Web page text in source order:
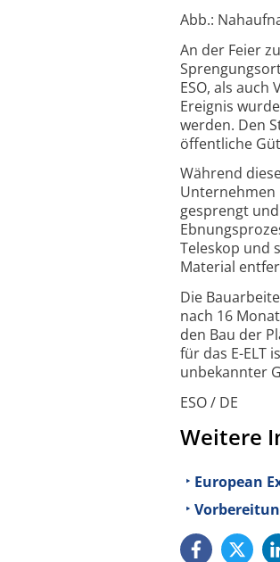
Abb.:
An der Feier
ESO, als
Ereignis
werden. Den
öffentliche
Während
Unternehmen
gesprengt
Teleskop und
Material
Die
nach 16
den Bau der
für das E-ELT
unbekannter
ESO / DE
Weitere
European